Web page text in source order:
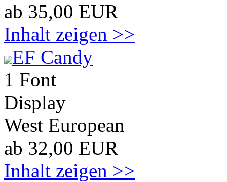
ab 35,00 EUR
Inhalt zeigen >>
EF Candy
1 Font
Display
West European
ab 32,00 EUR
Inhalt zeigen >>